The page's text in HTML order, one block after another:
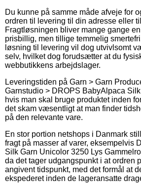
Du kunne på samme måde afveje for
ordren til levering til din adresse eller
Fragtløsningen bliver mange gange
prisbillig, men tillige temmelig
løsning til levering vil dog utvivlsomt
selv, hvilket dog forudsætter at du
webbutikkens arbejdslager.
Leveringstiden på Garn > Garn
Garnstudio > DROPS BabyAlpaca
hvis man skal bruge produktet inden
det skam væsentligt at man finder
på den relevante vare.
En stor portion netshops i Danmark
fragt på masser af varer, eksempelvis
Silk Garn Unicolor 3250 Lys
da det tager udgangspunkt i at ordren
angivent tidspunkt, med det formål at
ekspederet inden de lageransatte